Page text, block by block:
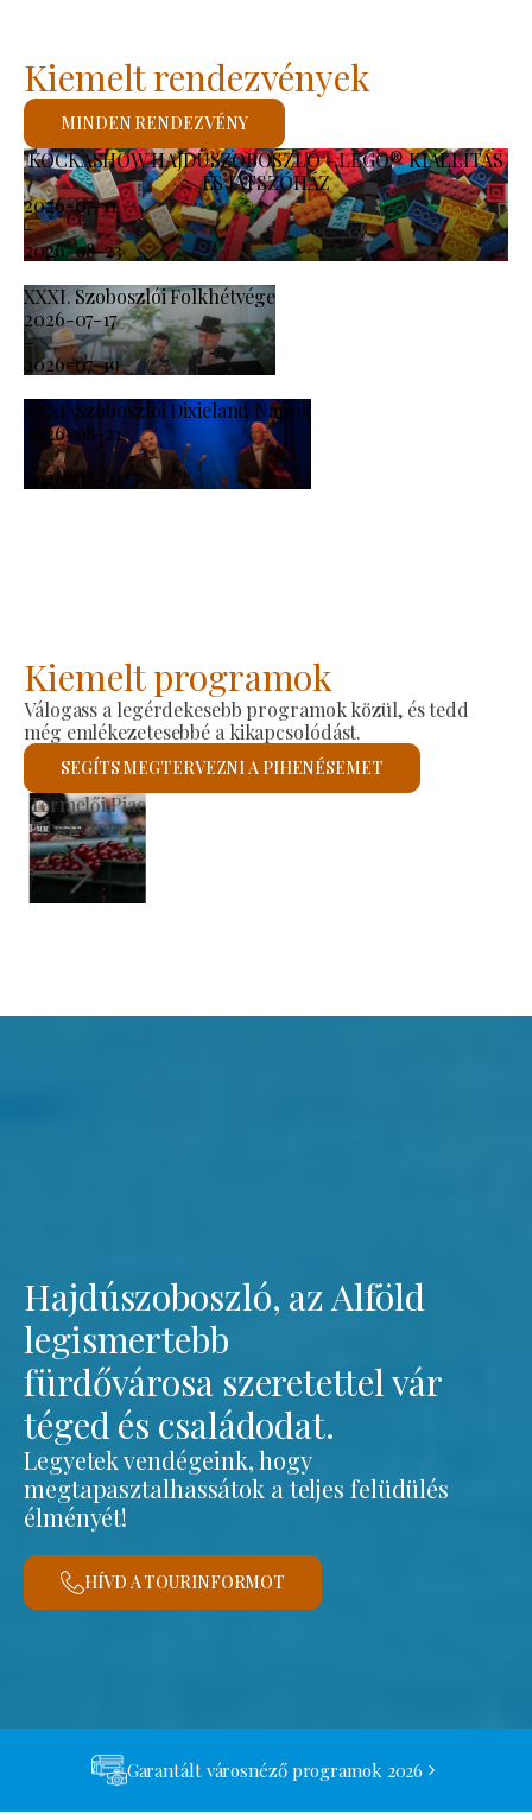
KOCKASHOW HAJDÚSZOBOSZLÓ - LEGO® KIÁLLÍTÁS
ÉS JÁTSZÓHÁZ
2026-07-11
-
2026-08-23
XXXI. Szoboszlói Folkhétvége
2026-07-17
-
2026-07-19
XXXI. Szoboszlói Dixieland Napok
2026-08-21
-
2026-08-23
Kiemelt rendezvények
MINDEN RENDEZVÉNY
Kiemelt programok
Válogass a legérdekesebb programok közül, és tedd
még emlékezetesebbé a kikapcsolódást.
SEGÍTS MEGTERVEZNI A PIHENÉSEMET
Szent László Római Katolikus Templom
Megnézem
Hajdúszoboszló, az Alföld
legismertebb
fürdővárosa szeretettel vár
téged és családodat.
Legyetek vendégeink, hogy
megtapasztalhassátok a teljes felüdülés
élményét!
HÍVD A TOURINFORMOT
Garantált városnéző programok 2026